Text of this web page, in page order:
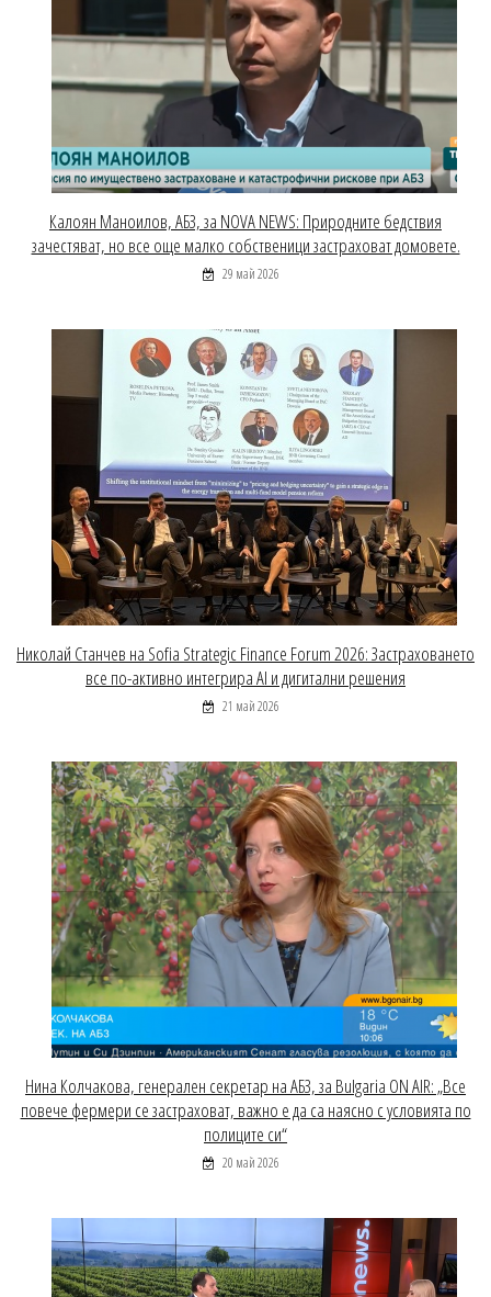
Калоян Маноилов, АБЗ, за NOVA NEWS: Природните бедствия
зачестяват, но все още малко собственици застраховат домовете.
29 май 2026
Николай Станчев на Sofia Strategic Finance Forum 2026: Застраховането
все по-активно интегрира AI и дигитални решения
21 май 2026
Нина Колчакова, генерален секретар на АБЗ, за Bulgaria ON AIR: „Все
повече фермери се застраховат, важно е да са наясно с условията по
полиците си“
20 май 2026